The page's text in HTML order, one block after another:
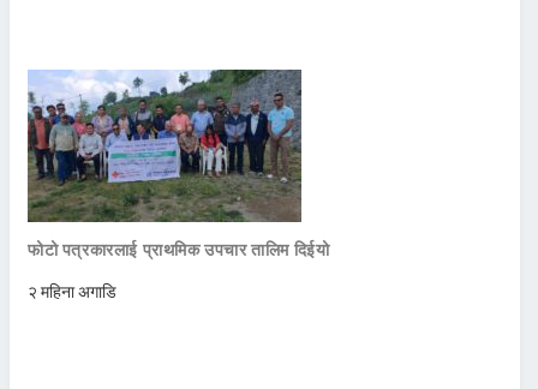
फोटो पत्रकारलाई प्राथमिक उपचार तालिम दिईयो
२ महिना अगाडि